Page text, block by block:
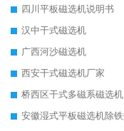
四川平板磁选机说明书
汉中干式磁选机
广西河沙磁选机
西安干式磁选机厂家
桥西区干式多磁系磁选机